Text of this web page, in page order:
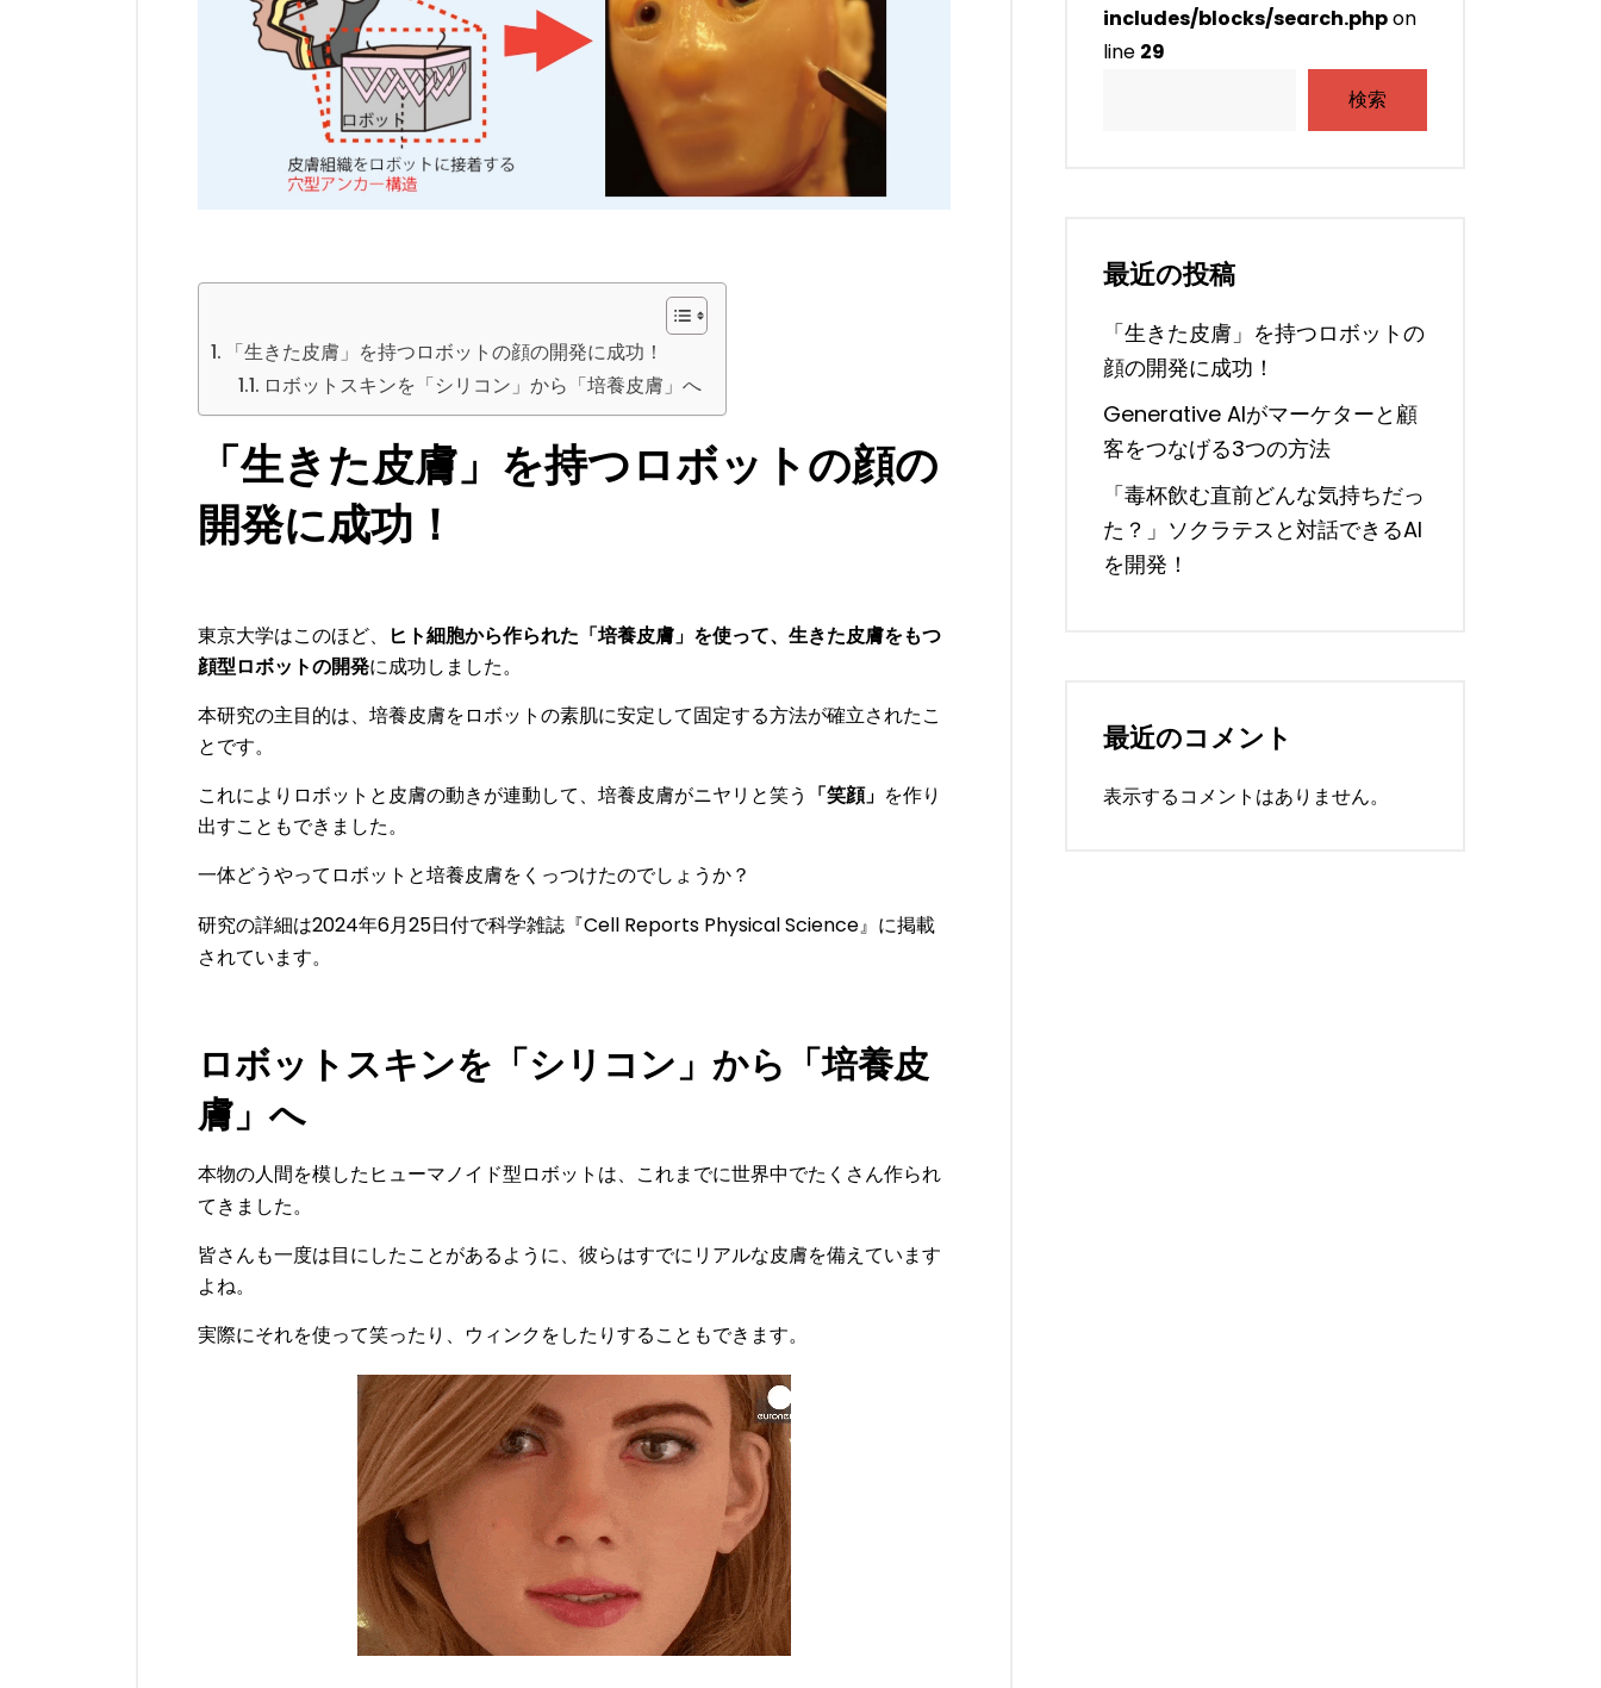
「生きた皮膚」を持つロボットの顔の開発に成功！
ロボットスキンを「シリコン」から「培養皮膚」へ
「生きた皮膚」を持つロボットの顔の
開発に成功！
東京大学はこのほど、
ヒト細胞から作られた「培養皮膚」を使って、生きた皮膚をもつ
顔型ロボットの開発に成功しました。
本研究の主目的は、培養皮膚をロボットの素肌に安定して固定する方法が確立されたこ
とです。
これによりロボットと皮膚の動きが連動して、培養皮膚がニヤリと笑う 「笑顔」 を作り
出すこともできました。
一体どうやってロボットと培養皮膚をくっつけたのでしょうか？
研究の詳細は2024年6月25日付で科学雑誌『Cell Reports Physical Science』に掲載
されています。
ロボットスキンを「シリコン」から「培養皮
膚」へ
本物の人間を模したヒューマノイド型ロボット は、これまでに世界中でたくさん作られ
てきました。
皆さんも一度は目にしたことがあるように、彼らはすでにリアルな皮膚を備えています
よね。
実際にそれを使って笑ったり、ウィンクをしたりすることもできます。
includes/blocks/search.phpon
line 29
検索
最近の投稿
「生きた皮膚」を持つロボットの
顔の開発に成功！
Generative AIがマーケターと顧
客をつなげる3つの方法
「毒杯飲む直前どんな気持ちだっ
た？」ソクラテスと対話できるAI
を開発！
最近のコメント
表示するコメントはありません。